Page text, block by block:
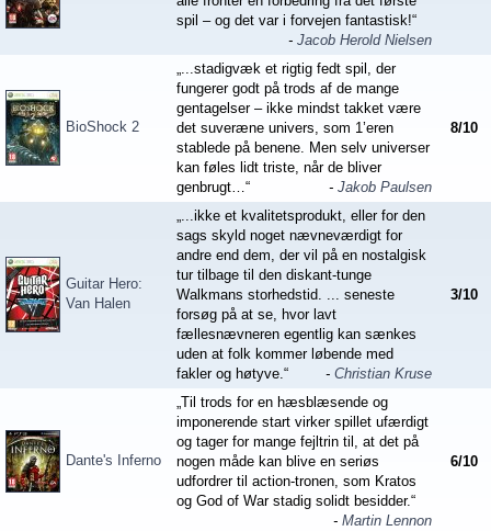
spil – og det var i forvejen fantastisk!“
- Jacob Herold Nielsen
BioShock 2
„...stadigvæk et rigtig fedt spil, der
fungerer godt på trods af de mange
gentagelser – ikke mindst takket være
det suveræne univers, som 1’eren
stablede på benene. Men selv universer
kan føles lidt triste, når de bliver
genbrugt…“
- Jakob Paulsen
8/10
Guitar Hero:
Van Halen
„...ikke et kvalitetsprodukt, eller for den
sags skyld noget nævneværdigt for
andre end dem, der vil på en nostalgisk
tur tilbage til den diskant-tunge
Walkmans storhedstid. ... seneste
forsøg på at se, hvor lavt
fællesnævneren egentlig kan sænkes
uden at folk kommer løbende med
fakler og høtyve.“
- Christian Kruse
3/10
Dante's Inferno
„Til trods for en hæsblæsende og
imponerende start virker spillet ufærdigt
og tager for mange fejltrin til, at det på
nogen måde kan blive en seriøs
udfordrer til action-tronen, som Kratos
og God of War stadig solidt besidder.“
- Martin Lennon
6/10